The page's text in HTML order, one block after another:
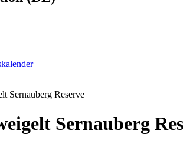
Sernauberg Reserve
Sernauberg